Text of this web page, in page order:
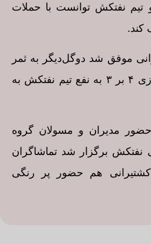
و‌ تیم‌ نفتکش توانست با حملات
موفق شد دو‌گل‌دیگر به ثمر
برساند و ‌در‌نتیجه این بازی ۴ بر ۳ به نفع تیم نفتکش به
مدیران و‌ مسولان گروه
برگزار شد تماشاگران
کشتیرانی هم حضور‌ پر رنگی